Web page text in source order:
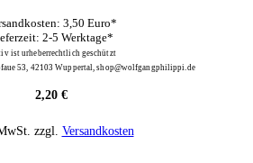
3,50 Euro*
2-5 Werktage*
ist urheberrechtlich geschützt
53, 42103 Wuppertal, shop@wolfgangphilippi.de
2,20 €
zzgl. Versandkosten